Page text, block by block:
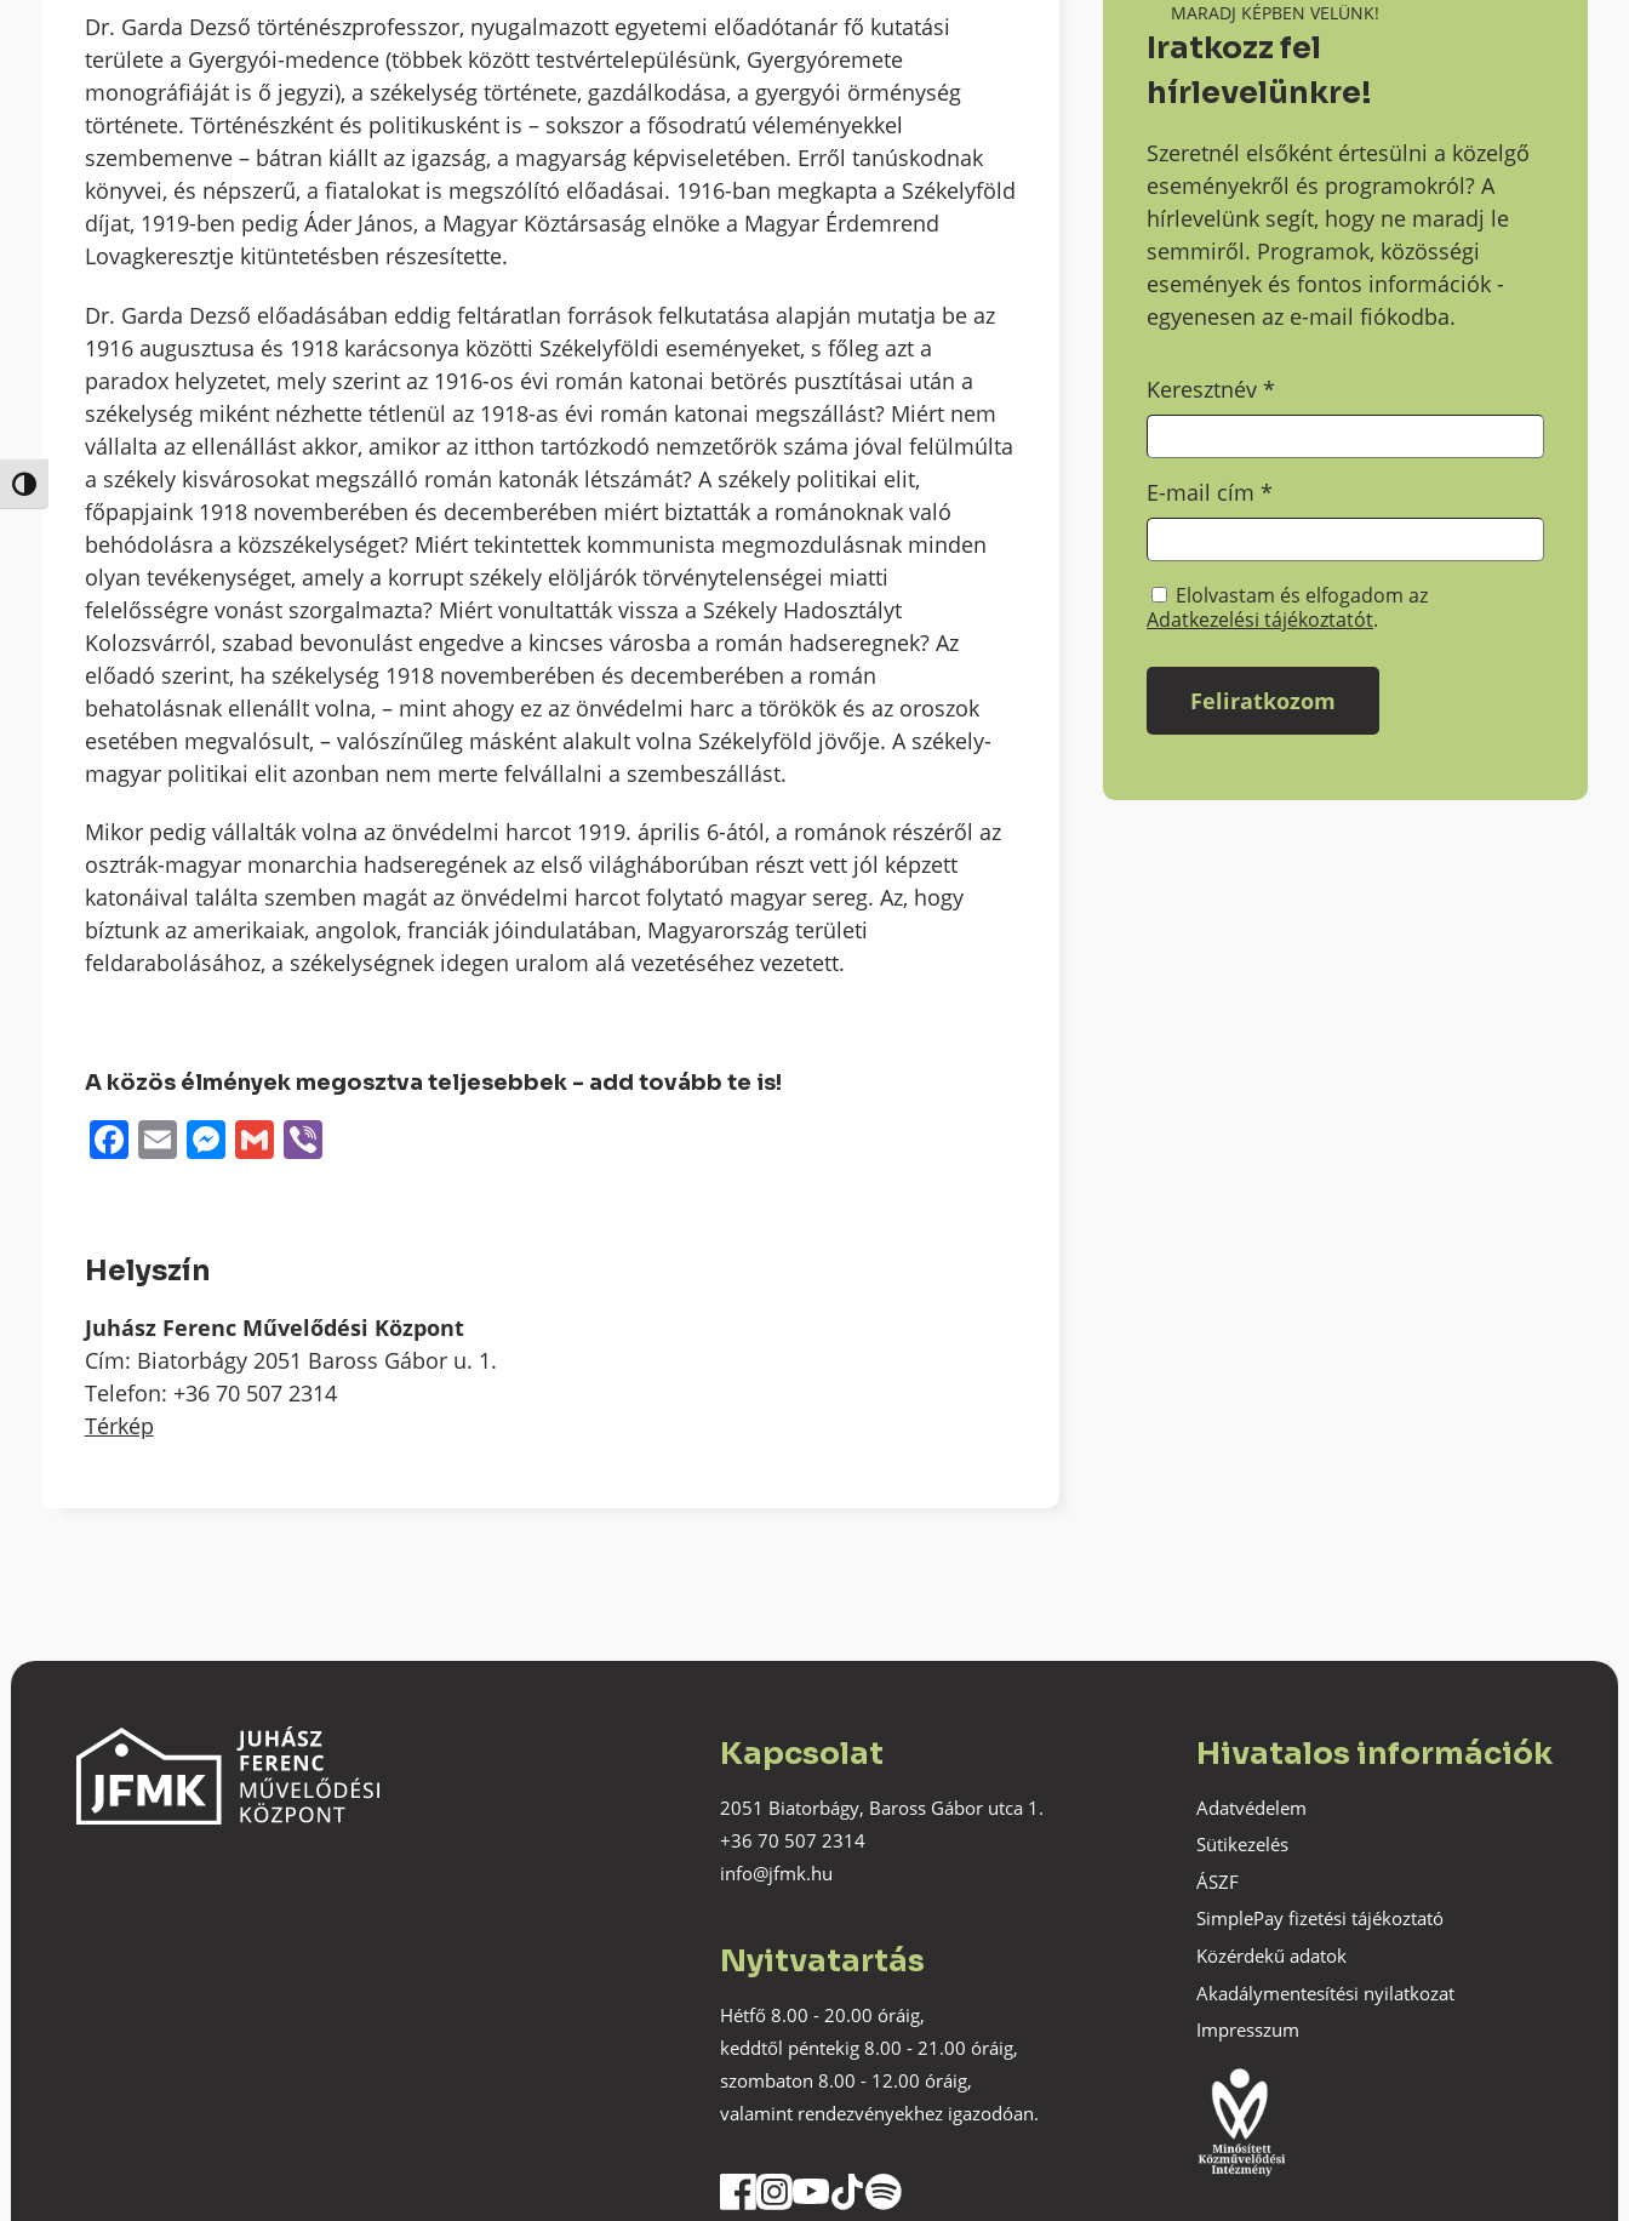
Nagy kontraszt váltása
Dr. Garda Dezső történészprofesszor, nyugalmazott egyetemi előadótanár fő kutatási
területe a Gyergyói-medence (többek között testvértelepülésünk, Gyergyóremete
monográfiáját is ő jegyzi), a székelység története, gazdálkodása, a gyergyói örménység
története. Történészként és politikusként is – sokszor a fősodratú véleményekkel
szembemenve – bátran kiállt az igazság, a magyarság képviseletében. Erről tanúskodnak
könyvei, és népszerű, a fiatalokat is megszólító előadásai. 1916-ban megkapta a Székelyföld
díjat, 1919-ben pedig Áder János, a Magyar Köztársaság elnöke a Magyar Érdemrend
Lovagkeresztje kitüntetésben részesítette.
Dr. Garda Dezső előadásában eddig feltáratlan források felkutatása alapján mutatja be az
1916 augusztusa és 1918 karácsonya közötti Székelyföldi eseményeket, s főleg azt a
paradox helyzetet, mely szerint az 1916-os évi román katonai betörés pusztításai után a
székelység miként nézhette tétlenül az 1918-as évi román katonai megszállást? Miért nem
vállalta az ellenállást akkor, amikor az itthon tartózkodó nemzetőrök száma jóval felülmúlta
a székely kisvárosokat megszálló román katonák létszámát? A székely politikai elit,
főpapjaink 1918 novemberében és decemberében miért biztatták a románoknak való
behódolásra a közszékelységet? Miért tekintettek kommunista megmozdulásnak minden
olyan tevékenységet, amely a korrupt székely elöljárók törvénytelenségei miatti
felelősségre vonást szorgalmazta? Miért vonultatták vissza a Székely Hadosztályt
Kolozsvárról, szabad bevonulást engedve a kincses városba a román hadseregnek? Az
előadó szerint, ha székelység 1918 novemberében és decemberében a román
behatolásnak ellenállt volna, – mint ahogy ez az önvédelmi harc a törökök és az oroszok
esetében megvalósult, – valószínűleg másként alakult volna Székelyföld jövője. A székely-
magyar politikai elit azonban nem merte felvállalni a szembeszállást.
Mikor pedig vállalták volna az önvédelmi harcot 1919. április 6-ától, a románok részéről az
osztrák-magyar monarchia hadseregének az első világháborúban részt vett jól képzett
katonáival találta szemben magát az önvédelmi harcot folytató magyar sereg. Az, hogy
bíztunk az amerikaiak, angolok, franciák jóindulatában, Magyarország területi
feldarabolásához, a székelységnek idegen uralom alá vezetéséhez vezetett.
A közös élmények megosztva teljesebbek - add tovább te is!
Facebook
EmailMessenger
GmailViber
Helyszín
Juhász Ferenc Művelődési Központ
Cím: Biatorbágy 2051 Baross Gábor u. 1.
Telefon: +36 70 507 2314
Térkép
MARADJ KÉPBEN VELÜNK!
Iratkozz fel
hírlevelünkre!
Szeretnél elsőként értesülni a közelgő
eseményekről és programokról? A
hírlevelünk segít, hogy ne maradj le
semmiről. Programok, közösségi
események és fontos információk -
egyenesen az e-mail fiókodba.
Keresztnév*
E-mail cím*
Elolvastam és elfogadom az
Adatkezelési tájékoztatót.
Kapcsolat
2051 Biatorbágy, Baross Gábor utca 1.
+36 70 507 2314
info@jfmk.hu
Nyitvatartás
Hétfő 8.00 - 20.00 óráig,
keddtől péntekig 8.00 - 21.00 óráig,
szombaton 8.00 - 12.00 óráig,
valamint rendezvényekhez igazodóan.
Hivatalos információk
Adatvédelem
Sütikezelés
ÁSZF
SimplePay fizetési tájékoztató
Közérdekű adatok
Akadálymentesítési nyilatkozat
Impresszum